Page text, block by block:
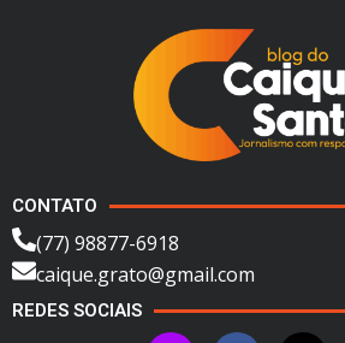
CONTATO
(77) 98877-6918
caique.grato@gmail.com
REDES SOCIAIS